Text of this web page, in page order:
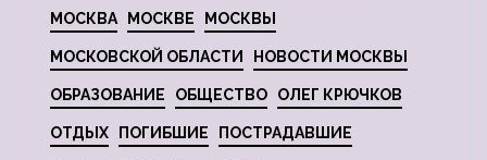
МОСКВА МОСКВЕ МОСКВЫ
МОСКОВСКОЙ ОБЛАСТИ НОВОСТИ МОСКВЫ
ОБРАЗОВАНИЕ ОБЩЕСТВО ОЛЕГ КРЮЧКОВ
ОТДЫХ ПОГИБШИЕ ПОСТРАДАВШИЕ